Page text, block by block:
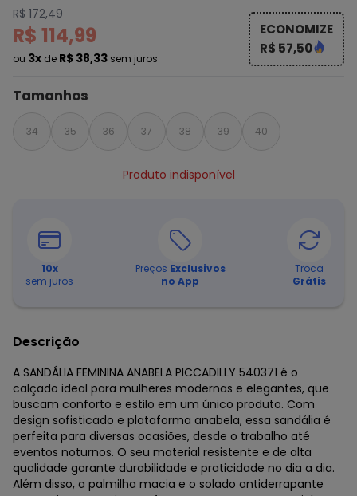
R$ 172,49
R$ 114,99
ou 3x de R$ 38,33 sem juros
ECONOMIZE
R$ 57,50
Tamanhos
34 35 36 37 38 39 40
Produto indisponível
10x
sem juros
Preços Exclusivos
no App
Troca
Grátis
Descrição
A SANDÁLIA FEMININA ANABELA PICCADILLY 540371 é o
calçado ideal para mulheres modernas e elegantes, que
buscam conforto e estilo em um único produto. Com
design sofisticado e plataforma anabela, essa sandália é
perfeita para diversas ocasiões, desde o trabalho até
eventos noturnos. O seu material resistente e de alta
qualidade garante durabilidade e praticidade no dia a dia.
Além disso, a palmilha macia e o solado antiderrapante